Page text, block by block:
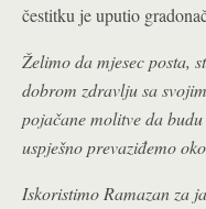
čestitku je uputio g
Želimo da mjesec posta,
dobrom zdravlju sa
pojačane molitve da
uspješno prevaziđemo
Iskoristimo Ramazan za